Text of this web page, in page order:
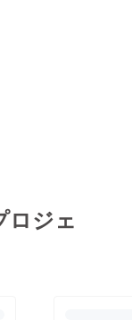
ハーブ/
桑ブレ
ロジェ